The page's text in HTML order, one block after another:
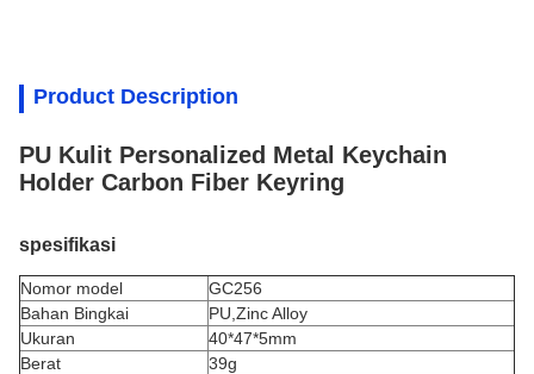
Product Description
PU Kulit Personalized Metal Keychain
Holder Carbon Fiber Keyring
spesifikasi
Nomor model
GC256
Bahan Bingkai
PU, Zinc Alloy
Ukuran
40*47*5mm
Berat
39g